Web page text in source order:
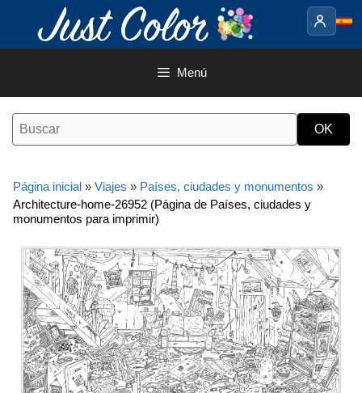
contenido
Menú
Página inicial » Viajes » Países, ciudades y monumentos »
Architecture-home-26952 (Página de Países, ciudades y
monumentos para imprimir)